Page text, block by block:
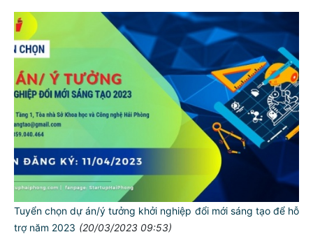
Tuyển chọn dự án/ý tưởng khởi nghiệp đổi mới sáng tạo để hỗ
trợ năm 2023 (20/03/2023 09:53)